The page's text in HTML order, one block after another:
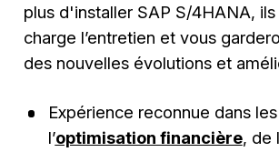
plus d'installer SAP S/4HANA,
charge l’entretien et vous
des nouvelles évolutions et
Expérience reconnue dans
l’optimisation financière, de